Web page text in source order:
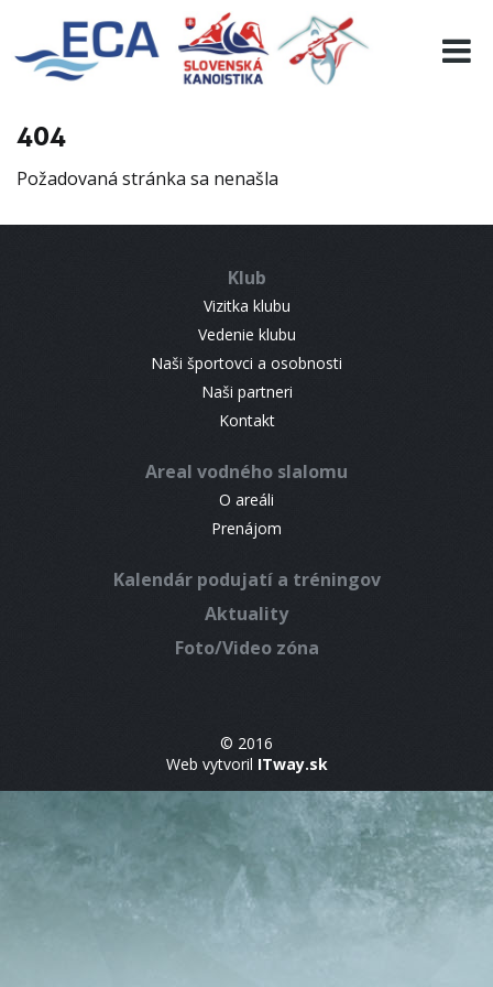
404
Požadovaná stránka sa nenašla
Klub
Vizitka klubu
Vedenie klubu
Naši športovci a osobnosti
Naši partneri
Kontakt
Areal vodného slalomu
O areáli
Prenájom
Kalendár podujatí a tréningov
Aktuality
Foto/Video zóna
© 2016
Web vytvoril ITway.sk
EURO 19
INFO
RESULTS
CONTACT